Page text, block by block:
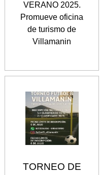
VERANO 2025.
Promueve oficina
de turismo de
Villamanin
TORNEO DE